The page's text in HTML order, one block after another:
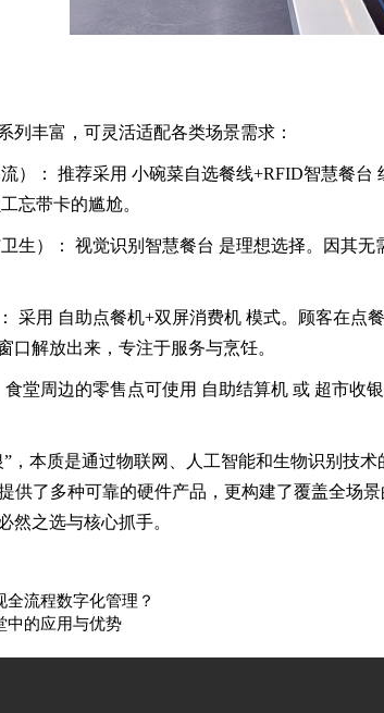
列丰富，可灵活适配各类场景需求：
）： 推荐采用 小碗菜自选餐线+RFID智慧餐
忘带卡的尴尬。
生）： 视觉识别智慧餐台 是理想选择。因其
采用 自助点餐机+双屏消费机 模式。顾客在
口解放出来，专注于服务与烹饪。
堂周边的零售点可使用 自助结算机 或 超市
，本质是通过物联网、人工智能和生物识别技
供了多种可靠的硬件产品，更构建了覆盖全场
然之选与核心抓手。
流程数字化管理？
中的应用与优势